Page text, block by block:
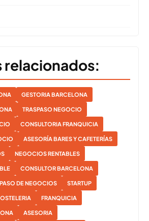
relacionados:
GESTORIA BARCELONA
TRASPASO NEGOCIO
CONSULTORIA FRANQUICIA
ASESORÍA BARES Y CAFETERÍAS
NEGOCIOS RENTABLES
CONSULTOR BARCELONA
DE NEGOCIOS STARTUP
FRANQUICIA
ASESORIA